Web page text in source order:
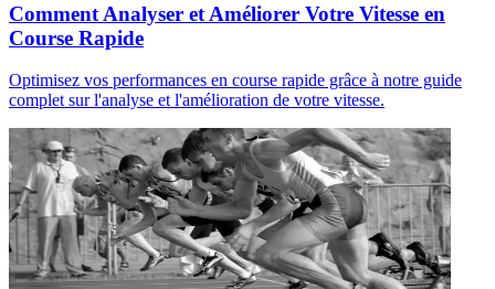
Comment Analyser et Améliorer Votre Vitesse en
Course Rapide
Optimisez vos performances en course rapide grâce à notre guide
complet sur l'analyse et l'amélioration de votre vitesse.